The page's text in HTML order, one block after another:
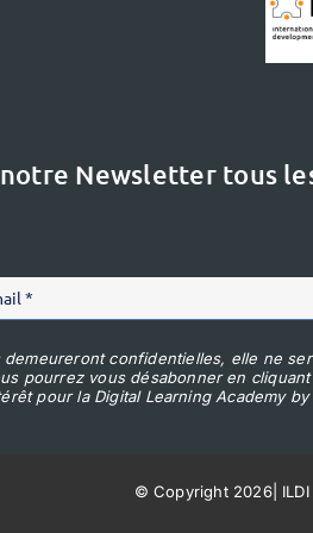
Newsletter tous
demeureront confidentielles, elle ne
pourrez vous désabonner en
pour la Digital Learning Academy by
© Copyright 2026| ILDI